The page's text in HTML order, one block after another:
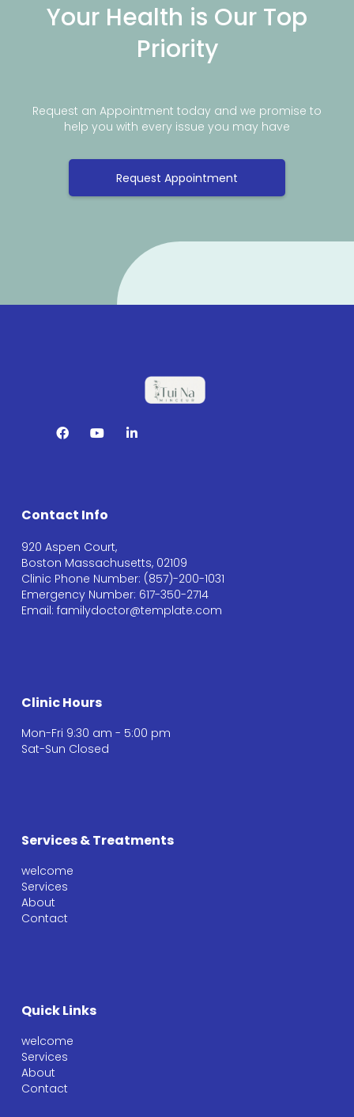
Your Health is Our Top
Priority
Request an Appointment today and we promise to
help you with every issue you may have
Request Appointment
Contact Info
920 Aspen Court,
Boston Massachusetts, 02109
Clinic Phone Number: (857)-200-1031
Emergency Number: 617-350-2714
Email: familydoctor@template.com
Clinic Hours
Mon-Fri 9:30 am - 5:00 pm
Sat-Sun Closed
Services & Treatments
welcome
Services
About
Contact
Quick Links
welcome
Services
About
Contact